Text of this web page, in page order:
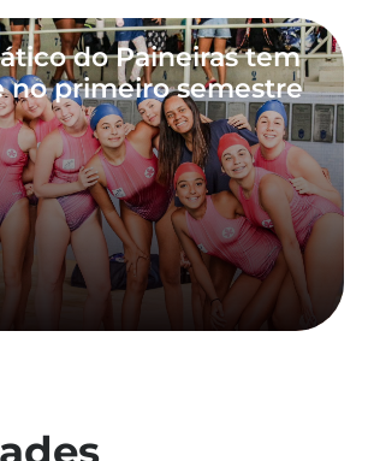
do Paineiras tem
no primeiro semestre